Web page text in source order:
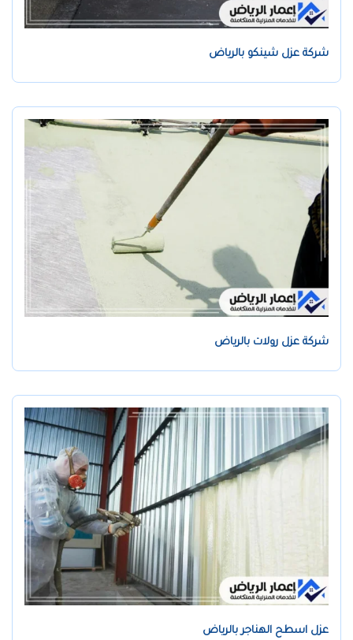
شركة عزل شينكو بالرياض
شركة عزل رولات بالرياض
عزل اسطح الهناجر بالرياض